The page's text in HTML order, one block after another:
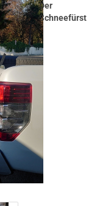
Der
Schneefürst